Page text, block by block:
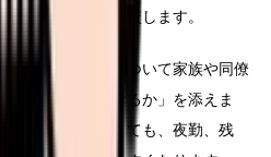
などの条件を比較します。
くて辞めたいについて家族や同僚
が変われば働けるか」を添えま
反対されやすくても、夜勤、残